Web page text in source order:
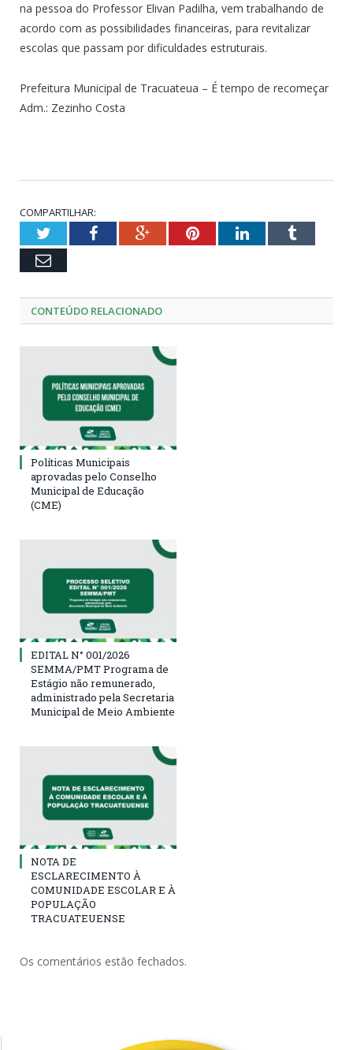
na pessoa do Professor Elivan Padilha, vem trabalhando de
acordo com as possibilidades financeiras, para revitalizar
escolas que passam por dificuldades estruturais.
Prefeitura Municipal de Tracuateua – É tempo de recomeçar
Adm.: Zezinho Costa
COMPARTILHAR:
TwitterFacebookGoogle+PinterestLinkedInTumblr
Email
CONTEÚDO RELACIONADO
Políticas Municipais
aprovadas pelo Conselho
Municipal de Educação
(CME)
EDITAL N° 001/2026
SEMMA/PMT Programa de
Estágio não remunerado,
administrado pela Secretaria
Municipal de Meio Ambiente
NOTA DE
ESCLARECIMENTO À
COMUNIDADE ESCOLAR E À
POPULAÇÃO
TRACUATEUENSE
Os comentários estão fechados.